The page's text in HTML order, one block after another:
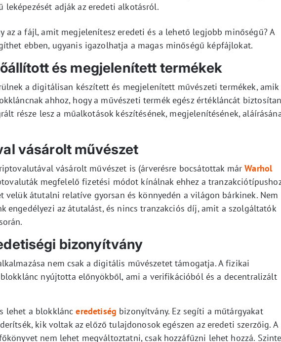
leképezését adják az eredeti alkotásról.
az a fájl, amit megjelenítesz eredeti és a lehető legjobb minőségű? A
ebben, ugyanis igazolhatja a magas minőségű képfájlokat.
és megjelenített termékek
a digitálisan készített és megjelenített művészeti termékek, amik
ahhoz, hogy a művészeti termék egész értékláncát
része lesz a műalkotások készítésének, megjelenítésének,
vásárolt művészet
vásárolt művészet is (árverésre bocsátottak márWarhol
megfelelő fizetési módot kínálnak ehhez a
velük átutalni relatíve gyorsan és könnyedén a világon bárkinek. Nem
engedélyezi az átutalást, és nincs tranzakciós díj, amit a szolgáltatók
bizonyítvány
nem csak a digitális művészetet támogatja. A fizikai
nyújtotta előnyökből, ami a verifikációból és a decentralizált
lehet a blokklánceredetiség bizonyítvány. Ez segíti a műtárgyakat
kik voltak az előző tulajdonosok egészen az eredeti szerzőig. A
nem lehet megváltoztatni, csak hozzáfűzni lehet hozzá. Szinte